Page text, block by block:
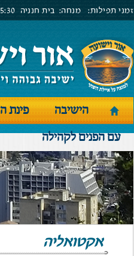
זמני תפילות: מנחה: בית חנניה –
הישיבה פינת
עם הפנים לקהילה
אקטואליה